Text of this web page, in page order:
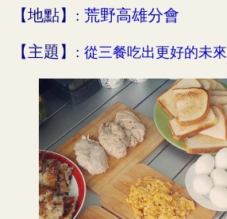
【地點】: 荒野高雄分會
【主題】: 從三餐吃出更好的未來